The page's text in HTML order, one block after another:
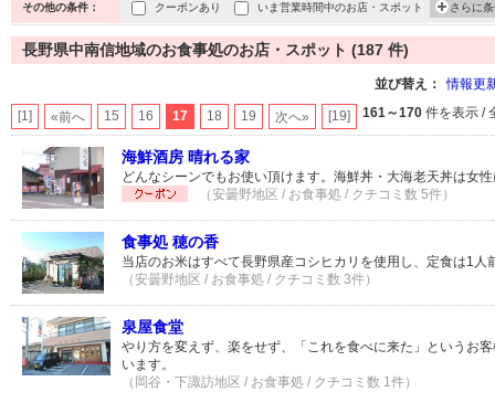
その他の条件： クーポンあり いま営業時間中のお店・スポット さらに
長野県中南信地域のお食事処のお店・スポット (187 件)
並び替え： 情報更
[1] «前へ 15 16 17 18 19 次へ» [19] 161～170 件を表示 /
海鮮酒房 晴れる家
どんなシーンでもお使い頂けます。海鮮丼・大海老天丼は女
（安曇野地区 / お食事処 / クチコミ数 5件）
食事処 穂の香
当店のお米はすべて長野県産コシヒカリを使用し、定食は1人
（安曇野地区 / お食事処 / クチコミ数 3件）
泉屋食堂
やり方を変えず、楽をせず、「これを食べに来た」というお
います。
（岡谷・下諏訪地区 / お食事処 / クチコミ数 1件）